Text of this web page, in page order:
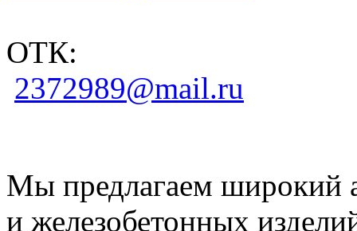
ОТК:
2372989@mail.ru
Мы предлагаем широкий
и железобетонных